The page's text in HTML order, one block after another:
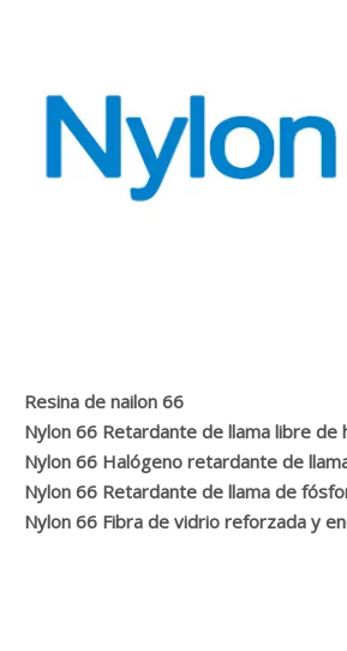
Resina de nailon 66
Nylon 66 Retardante de llama libre de
Nylon 66 Halógeno retardante de
Nylon 66 Retardante de llama de
Nylon 66 Fibra de vidrio reforzada y